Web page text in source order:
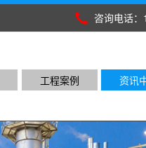
咨询电话
工程案例 资讯